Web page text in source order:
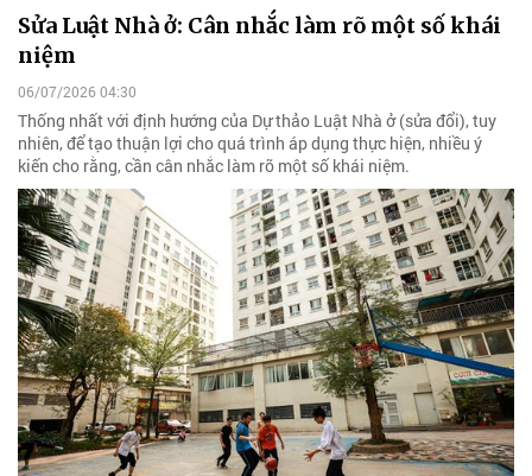
Sửa Luật Nhà ở: Cân nhắc làm rõ một số khái
niệm
06/07/2026 04:30
Thống nhất với định hướng của Dự thảo Luật Nhà ở (sửa đổi), tuy
nhiên, để tạo thuận lợi cho quá trình áp dụng thực hiện, nhiều ý
kiến cho rằng, cần cân nhắc làm rõ một số khái niệm.